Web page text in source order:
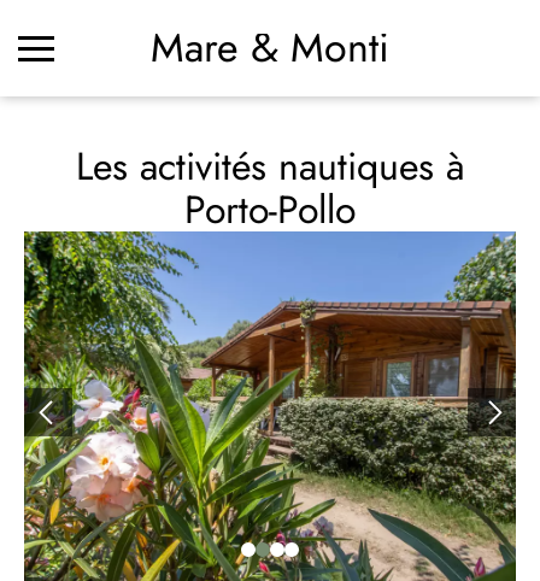
Mare & Monti
Les activités nautiques à
Porto-Pollo